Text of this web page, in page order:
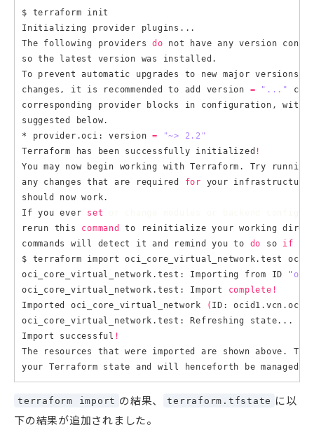
$ terraform init
Initializing provider plugins...
The following providers do not have any version
so the latest version was installed.
To prevent automatic upgrades to new major versions
changes, it is recommended to add version = "..."
corresponding provider blocks
in configuration, with
suggested below.
* provider.oci: version =
"~> 2.2"
Terraform has been successfully initialized !
You may now begin working with Terraform. Try
any changes that are required
for your infrastructure.
should now work.
If you ever set
rerun this command
to reinitialize your working
commands will detect it and remind you to do so if
$ terraform import oci_core_virtual_network.test
oci_core_virtual_network.test: Importing from ID
"
oci_core_virtual_network.test: Import
complete!
Imported oci_core_virtual_network
( ID:
oci_core_virtual_network.test: Refreshing state...
Import successful !
The resources that were imported are shown above.
terraform import の結果、 terraform.tfstate に以
下の結果が追加されました。